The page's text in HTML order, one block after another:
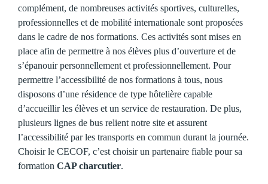
complément, de nombreuses activités sportives, culturelles,
professionnelles et de mobilité internationale sont proposées
dans le cadre de nos formations. Ces activités sont mises en
place afin de permettre à nos élèves plus d’ouverture et de
s’épanouir personnellement et professionnellement. Pour
permettre l’accessibilité de nos formations à tous, nous
disposons d’une résidence de type hôtelière capable
d’accueillir les élèves et un service de restauration. De plus,
plusieurs lignes de bus relient notre site et assurent
l’accessibilité par les transports en commun durant la journée.
Choisir le CECOF, c’est choisir un partenaire fiable pour sa
formation CAP charcutier.